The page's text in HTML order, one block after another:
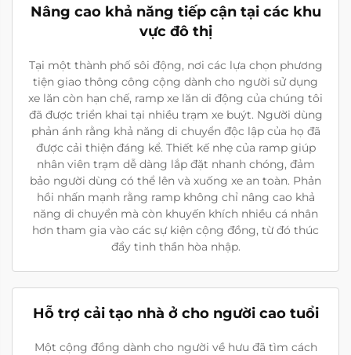
Nâng cao khả năng tiếp cận tại các khu
vực đô thị
Tại một thành phố sôi động, nơi các lựa chọn phương
tiện giao thông công cộng dành cho người sử dụng
xe lăn còn hạn chế, ramp xe lăn di động của chúng tôi
đã được triển khai tại nhiều trạm xe buýt. Người dùng
phản ánh rằng khả năng di chuyển độc lập của họ đã
được cải thiện đáng kể. Thiết kế nhẹ của ramp giúp
nhân viên trạm dễ dàng lắp đặt nhanh chóng, đảm
bảo người dùng có thể lên và xuống xe an toàn. Phản
hồi nhấn mạnh rằng ramp không chỉ nâng cao khả
năng di chuyển mà còn khuyến khích nhiều cá nhân
hơn tham gia vào các sự kiện cộng đồng, từ đó thúc
đẩy tinh thần hòa nhập.
Hỗ trợ cải tạo nhà ở cho người cao tuổi
Một cộng đồng dành cho người về hưu đã tìm cách